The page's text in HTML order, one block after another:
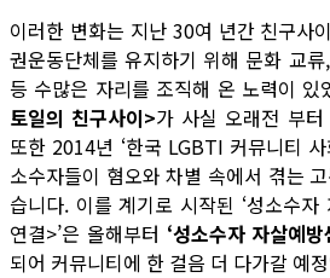
이러한 변화는 지난 30여 년간 친구사
권운동단체를 유지하기 위해 문화 교
등 수많은 자리를 조직해 온 노력이 있
토일의 친구사이>가 사실 오래전 부
또한 2014년 ‘한국 LGBTI 커뮤니티
소수자들이 혐오와 차별 속에서 겪는
습니다. 이를 계기로 시작된 ‘성소수
연결>’은 올해부터 ‘성소수자 자살예
되어 커뮤니티에 한 걸음 더 다가갈 예